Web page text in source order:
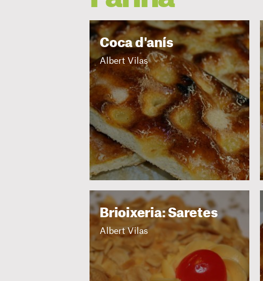
Coca d'anís
Albert Vilas
Brioixeria: Saretes
Albert Vilas